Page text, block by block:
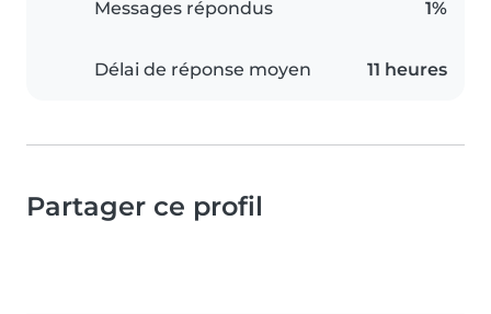
Messages répondus 1%
Délai de réponse moyen 11 heures
Partager ce profil